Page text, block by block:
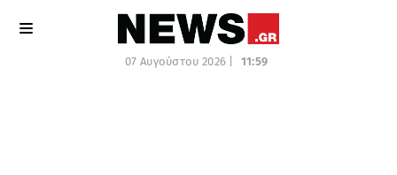
07 Αυγούστου 2026 | 11:59